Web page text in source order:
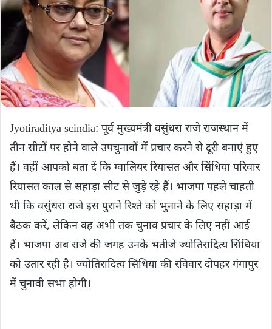
Jyotiraditya scindia: पूर्व मुख्यमंत्री वसुंधरा राजे राजस्थान में
तीन सीटों पर होने वाले उपचुनावों में प्रचार करने से दूरी बनाएं हुए
हैं। वहीं आपको बता दें कि ग्वालियर रियासत और सिंधिया परिवार
रियासत काल से सहाड़ा सीट से जुड़े रहे हैं। भाजपा पहले चाहती
थी कि वसुंधरा राजे इस पुराने रिश्ते को भुनाने के लिए सहाड़ा में
बैठक करें, लेकिन वह अभी तक चुनाव प्रचार के लिए नहीं आई
हैं। भाजपा अब राजे की जगह उनके भतीजे ज्योतिरादित्य सिंधिया
को उतार रही है। ज्योतिरादित्य सिंधिया की रविवार दोपहर गंगापुर
में चुनावी सभा होगी।